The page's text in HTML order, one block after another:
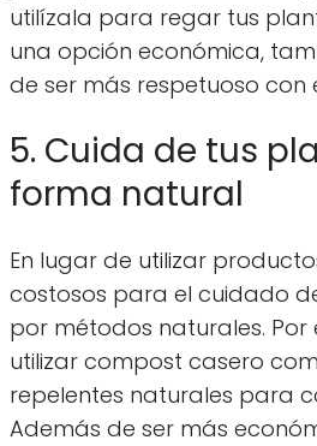
utilízala para regar tus
una opción económica,
de ser más respetuoso con
5. Cuida de tus
forma natural
En lugar de utilizar
costosos para el cuidado
por métodos naturales. Por
utilizar compost casero
repelentes naturales para
Además de ser más